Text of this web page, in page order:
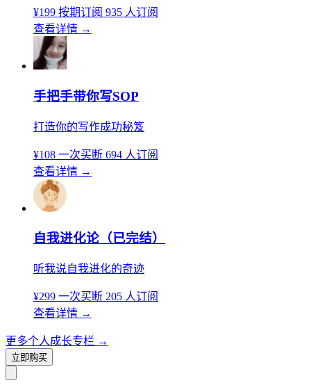
¥199 按期订阅 935 人订阅
查看详情 →
手把手带你写SOP
打造你的写作成功秘笈
¥108 一次买断 694 人订阅
查看详情 →
自我进化论（已完结）
听我说自我进化的奇迹
¥299 一次买断 205 人订阅
查看详情 →
更多个人成长专栏 →
立即购买